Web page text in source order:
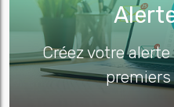
Créez votre